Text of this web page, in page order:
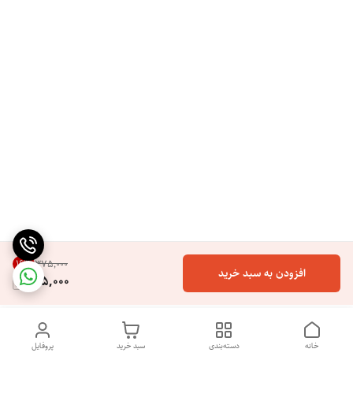
۳۷۵٬۰۰۰ 16%
315,000 افزودن به سبد خرید
پروفایل سبد خرید دسته‌بندی خانه